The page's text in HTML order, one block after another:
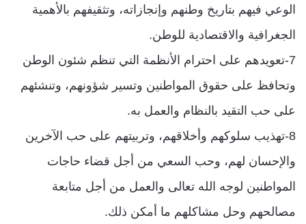
الوعي فيهم بتاريخ وطنهم وإنجازاته، وتثقيفهم بالأهمية
الجغرافية والاقتصادية للوطن.
7-تعويدهم على احترام الأنظمة التي تنظم شئون الوطن
وتحافظ على حقوق المواطنين وتسير شؤونهم، وتنشئهم
على حب التقيد بالنظام والعمل به.
8-تهذيب سلوكهم وأخلاقهم، وتربيتهم على حب الآخرين
والإحسان لهم، وحب السعي من أجل قضاء حاجات
المواطنين لوجه الله تعالى والعمل من أجل متابعة
مصالحهم وحل مشاكلهم ما أمكن ذلك.